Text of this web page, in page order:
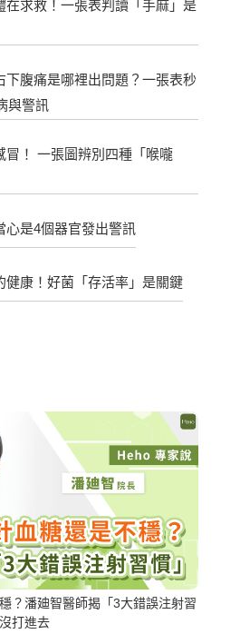
在求救！一張表判讀「手麻」是
下腹痛是哪裡出問題？一張表秒
與警訊
冒！ 一張圖辨別四種「喉嚨
心是4個器官發出警訊
健康！好菌「存活率」是關鍵
？潘廸智醫師揭「3大錯誤注射習
打進去